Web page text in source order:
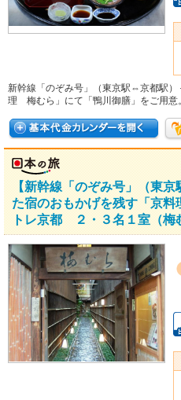
新幹線「のぞみ号」（東京駅⇔京都駅
理 梅むら」にて「鴨川御膳」をご用意。
【新幹線「のぞみ号」（東
た宿のおもかげを残す「京
トレ京都 ２・３名１室（梅